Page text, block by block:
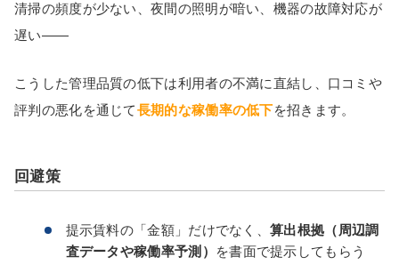
清掃の頻度が少ない、夜間の照明が暗い、機器の故障対応が
遅い――
こうした管理品質の低下は利用者の不満に直結し、口コミや
評判の悪化を通じて長期的な稼働率の低下を招きます。
回避策
提示賃料の「金額」だけでなく、算出根拠（周辺調
査データや稼働率予測）
を書面で提示してもらう